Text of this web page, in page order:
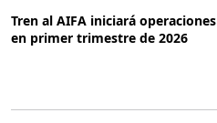
Tren al AIFA iniciará operaciones
en primer trimestre de 2026